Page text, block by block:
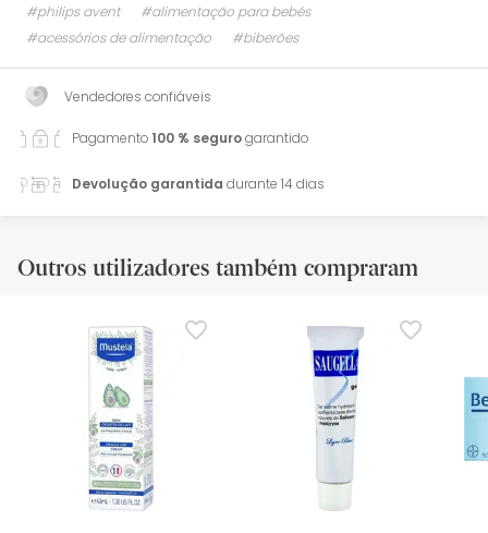
#philips avent
#alimentação para bebés
#acessórios de alimentação
#biberões
Vendedores confiáveis
Pagamento100 % segurogarantido
Devolução garantida durante 14 dias
Outros utilizadores também compraram